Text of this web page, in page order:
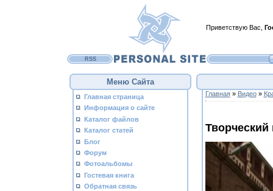
Приветствую Вас
RSS
Меню Сайта
Главная страница
Информация о сайте
Каталог файлов
Каталог статей
Блог
Форум
Фотоальбомы
Гостевая книга
Обратная связь
Главная» Видео»
Творческий